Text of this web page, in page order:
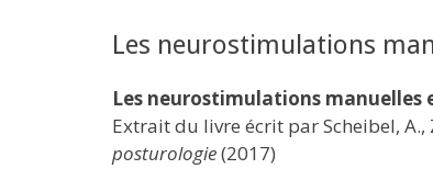
Les neurostimulations
Les neurostimulations
Extrait du livre écrit par Scheibel, A.,
posturologie(2017)